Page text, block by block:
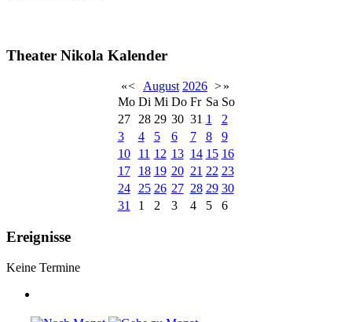
Theater Nikola Kalender
«< August 2026 >»
Mo Di Mi Do Fr Sa So
27
28 29 30 31 1
2
3
4 5 6 7 8
9
10
11 12 13 14 15 16
17
18 19 20 21 22 23
24
25 26 27 28 29 30
31
1 2 3 4 5 6
Ereignisse
Keine Termine